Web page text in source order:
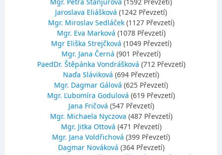
Jaroslava Eliášková (1242 Převzetí)
Mgr. Miroslav Sedláček (1127 Převzetí)
Mgr. Eva Marková (1078 Převzetí)
Mgr Eliška Strejčková (1049 Převzetí)
Mgr. Jana Černá (901 Převzetí)
PaedDr. Štěpánka Vondrášková (712 Převzetí)
Naďa Sláviková (694 Převzetí)
Mgr. Dagmar Gálová (625 Převzetí)
Mgr. Ľubomíra Godulová (619 Převzetí)
Jana Fričová (547 Převzetí)
Mgr. Michaela Nyczova (487 Převzetí)
Mgr. Jitka Ottová (471 Převzetí)
Mgr. Jana Voldřichová (399 Převzetí)
Dagmar Nováková (364 Převzetí)